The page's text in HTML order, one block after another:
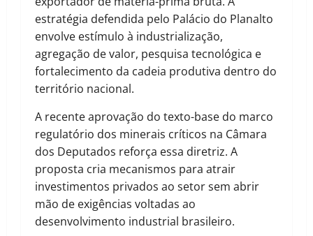
estratégia defendida pelo Palácio do Planalto
envolve estímulo à industrialização,
agregação de valor, pesquisa tecnológica e
fortalecimento da cadeia produtiva dentro do
território nacional.
A recente aprovação do texto-base do marco
regulatório dos minerais críticos na Câmara
dos Deputados reforça essa diretriz. A
proposta cria mecanismos para atrair
investimentos privados ao setor sem abrir
mão de exigências voltadas ao
desenvolvimento industrial brasileiro.